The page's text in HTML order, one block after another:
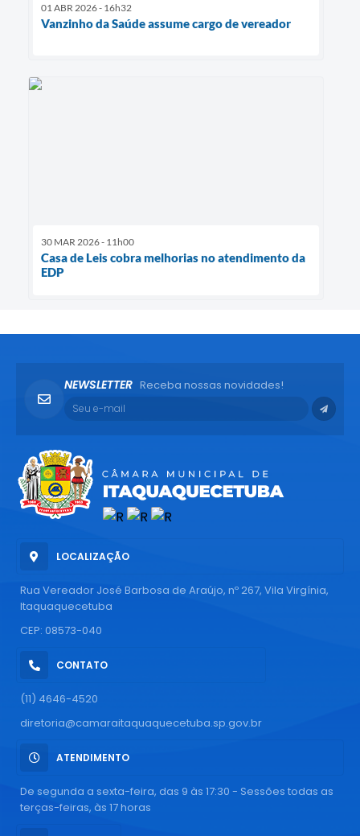
01 ABR 2026 - 16h32
Vanzinho da Saúde assume cargo de vereador
30 MAR 2026 - 11h00
Casa de Leis cobra melhorias no atendimento da
EDP
LOCALIZAÇÃO
Rua Vereador José Barbosa de Araújo, nº 267, Vila Virgínia,
Itaquaquecetuba
CEP: 08573-040
CONTATO
(11) 4646-4520
diretoria@camaraitaquaquecetuba.sp.gov.br
ATENDIMENTO
De segunda a sexta-feira, das 9 às 17:30 - Sessões todas as
terças-feiras, às 17 horas
NEWSLETTER Receba nossas novidades!